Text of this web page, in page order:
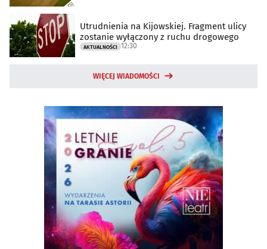
Utrudnienia na Kijowskiej. Fragment ulicy
zostanie wyłączony z ruchu drogowego
AKTUALNOŚCI 12:30
WIĘCEJ WIADOMOŚCI